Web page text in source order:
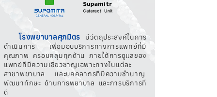
โรงพยาบาลศุภมิตร มีวัตถุประสงค์ในการ
ดำเนินการ เพื่อมอบบริการทางการแพทย์ที่มี
คุณภาพ ครอบคลุมทุกด้าน ภายใต้การดูแลของ
แพทย์ทีมีความเชี่ยวชาญเฉพาะทางในแต่ละ
สาขาพยาบาล และบุคคลากรที่มีความชำนาญ
พัฒนาทักษะ ด้านการพยาบาล และการบริการที่
ดี